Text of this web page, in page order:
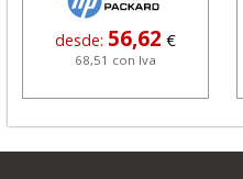
desde: 56,62 €
68,51 con Iva